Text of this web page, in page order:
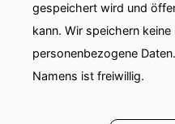
gespeichert wird und
kann. Wir speichern
personenbezogene
Namens ist freiwillig.